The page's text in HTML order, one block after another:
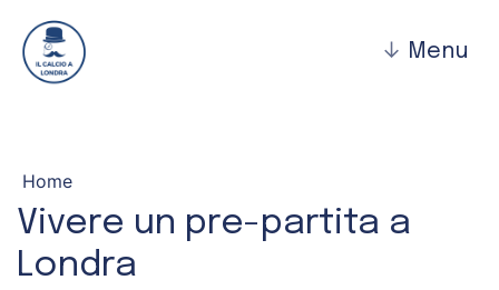
↓ Menu
Home
Vivere un pre-partita a
Londra